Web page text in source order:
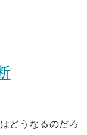
どうなるのだろ